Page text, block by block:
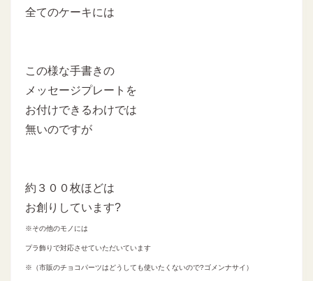
全てのケーキには
この様な手書きの
メッセージプレートを
お付けできるわけでは
無いのですが
約３００枚ほどは
お創りしています?
※その他のモノには
プラ飾りで対応させていただいています
※（市販のチョコパーツはどうしても使いたくないので?ゴメンナサイ）